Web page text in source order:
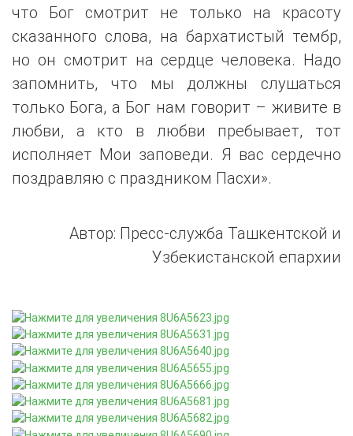
что Бог смотрит не только на красоту
сказанного слова, на бархатистый тембр,
но он смотрит на сердце человека. Надо
запомнить, что мы должны слушаться
только Бога, а Бог нам говорит – живите в
любви, а кто в любви пребывает, тот
исполняет Мои заповеди. Я вас сердечно
поздравляю с праздником Пасхи».
Автор: Пресс-служба Ташкентской и
Узбекистанской епархии